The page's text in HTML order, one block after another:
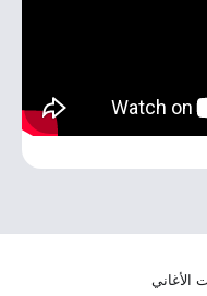
الأغاني